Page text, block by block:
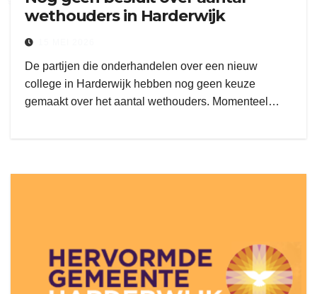
wethouders in Harderwijk
De partijen die onderhandelen over een nieuw
college in Harderwijk hebben nog geen keuze
gemaakt over het aantal wethouders. Momenteel…